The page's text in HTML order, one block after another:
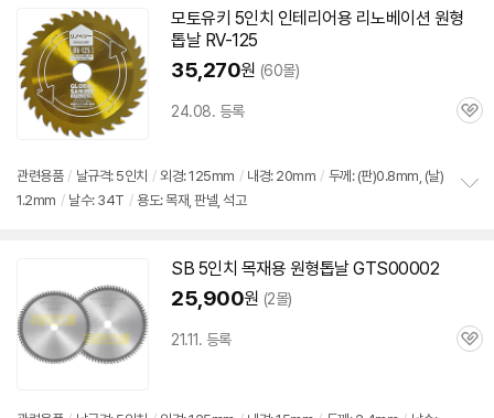
모토유키 5인치 인테리어용 리노베이션 원형
톱날RV-125
35,270원 (60몰)
24.08. 등록
관
관련용품 / 날규격: 5인치 / 외경: 125mm / 내경: 20mm / 두께: (판)0.8mm, (날)
1.2mm / 날수: 34T / 용도: 목재, 판넬, 석고
SB 5인치 목재용 원형톱날GTS00002
25,900원 (2몰)
21.11. 등록
관